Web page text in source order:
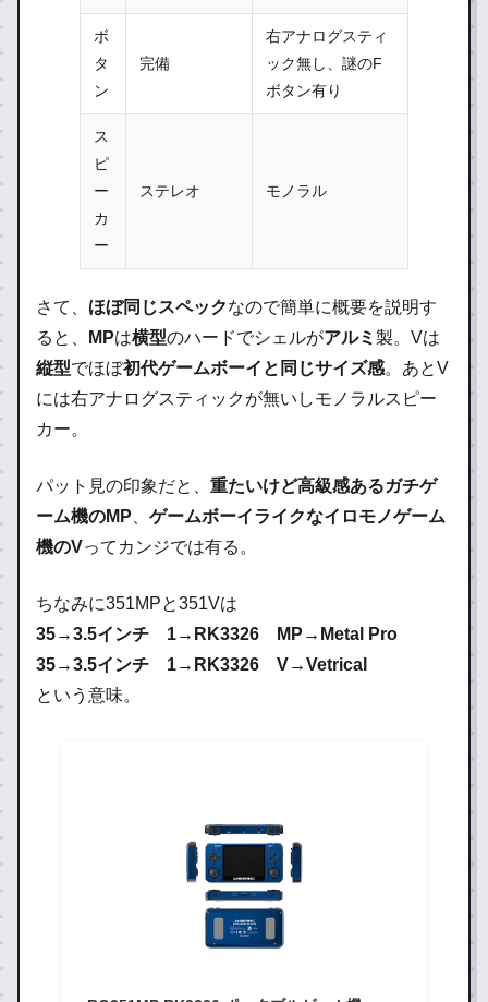
ボ
タ
ン
完備
右アナログスティ
ック無し、謎のF
ボタン有り
ス
ピ
ー
カ
ー
ステレオ モノラル
さて、 ほぼ同じスペックなので簡単に概要を説明す
ると、
MPは横型のハードでシェルがアルミ 製。Vは
縦型でほぼ初代ゲームボーイと同じサイズ感。あとV
には右アナログスティックが無いしモノラルスピー
カー。
パット見の印象だと、 重たいけど高級感あるガチゲ
ーム機のMP
ゲームボーイライクなイロモノゲーム
機のVってカンジでは有る。
ちなみに351MPと351Vは
35→3.5インチ 1→RK3326 MP→Metal Pro
35→3.5インチ 1→RK3326 V→Vetrical
という意味。